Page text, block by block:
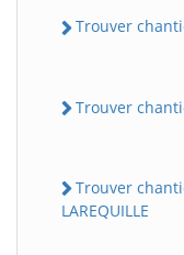
Trouver
Trouver
Trouver
LAREQUILLE